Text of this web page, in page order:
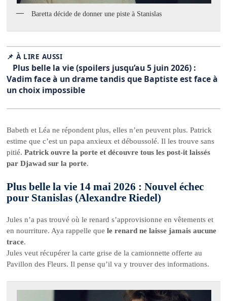
Baretta décide de donner une piste à Stanislas
📌 À LIRE AUSSI
Plus belle la vie (spoilers jusqu’au 5 juin 2026) :
Vadim face à un drame tandis que Baptiste est face à
un choix impossible
Babeth et Léa ne répondent plus, elles n’en peuvent plus. Patrick
estime que c’est un papa anxieux et déboussolé. Il les trouve sans
pitié.Patrick ouvre la porte et découvre tous les post-it laissés
par Djawad sur la porte.
Plus belle la vie 14 mai 2026 : Nouvel échec
pour Stanislas (Alexandre Riedel)
Jules n’a pas trouvé où le renard s’approvisionne en vêtements et
en nourriture. Aya rappelle quele renard ne laisse jamais aucune
trace.
Jules veut récupérer la carte grise de la camionnette offerte au
Pavillon des Fleurs. Il pense qu’il va y trouver des informations.